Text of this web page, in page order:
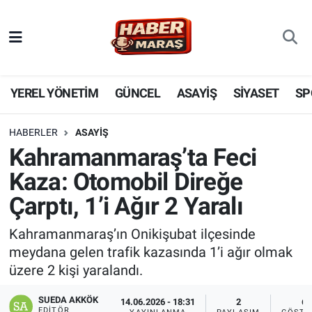
YEREL YÖNETİM GÜNCEL ASAYİŞ SİYASET
HABERLER ASAYİŞ
Kahramanmaraş’ta Feci
Kaza: Otomobil Direğe
Çarptı, 1’i Ağır 2 Yaralı
Kahramanmaraş’ın Onikişubat ilçesinde
meydana gelen trafik kazasında 1’i ağır olmak
üzere 2 kişi yaralandı.
SUEDA AKKÖK 14.06.2026 - 18:31 2 6
YEREL YÖNETİM
GÜNCEL
BİLİM VE TEKNOLOJİ
KADIN AİLE
SPOR
DÜNYA
EKONOMİ
SİYASET
Nöbetçi Eczaneler
Hava Durumu
Trafik Durumu
Süper Lig Puan Durumu ve Fikstür
Tüm Manşetler
Son Dakika Haberleri
Haber Arşivi